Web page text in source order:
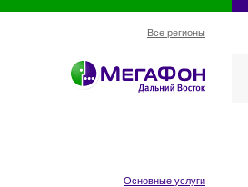
Все регионы
Основные услуги